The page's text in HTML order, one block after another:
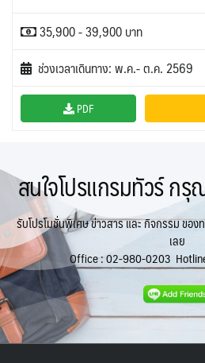
35,900 - 39,900 บาท
ช่วงเวลาเดินทาง: พ.ค.- ต.ค. 2569
PDF
สนใจโปรแกรมทัวร์ ก
รับโปรโมชั่นพิเศษ ข่าวสาร และ กิจกรรม ของ
เลย
Office :02-980-0203